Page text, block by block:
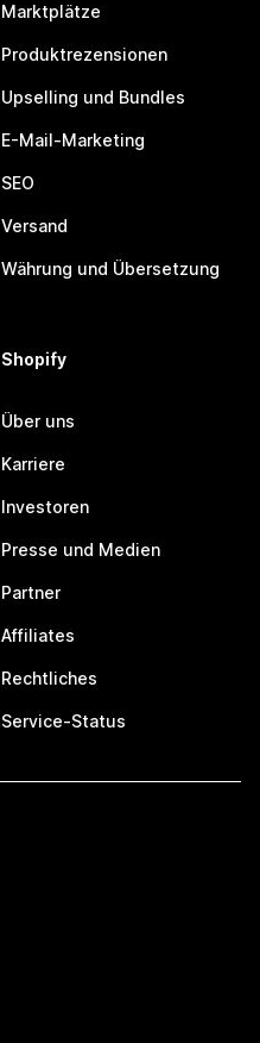
Marktplätze
Produktrezensionen
Upselling und Bundles
E-Mail-Marketing
SEO
Versand
Währung und Übersetzung
Shopify
Über uns
Karriere
Investoren
Presse und Medien
Partner
Affiliates
Rechtliches
Service-Status